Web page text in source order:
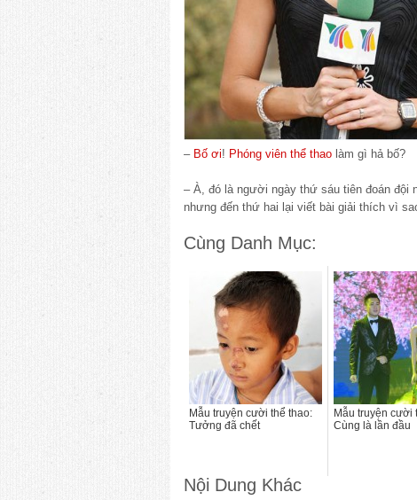
– Bố ơi! Phóng viên thể thao làm gì hả bố?
– À, đó là người ngày thứ sáu tiên đoán đội
nhưng đến thứ hai lại viết bài giải thích vì
Cùng Danh Mục:
Mẫu truyện cười thể thao:
Tưởng đã chết
Mẫu truyện cười
Cùng là lần đầu
Nội Dung Khác